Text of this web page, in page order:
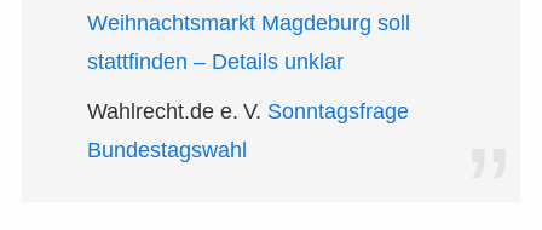
Weihnachtsmarkt Magdeburg soll
stattfinden – Details unklar
Wahlrecht.de e. V. Sonntagsfrage
Bundestagswahl